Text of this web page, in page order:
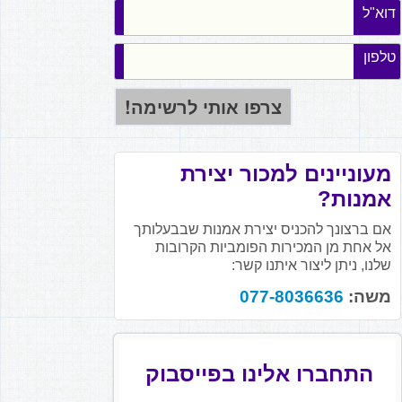
דוא"ל
טלפון
מעוניינים למכור יצירת
אמנות?
אם ברצונך להכניס יצירת אמנות שבבעלותך
אל אחת מן המכירות הפומביות הקרובות
שלנו, ניתן ליצור איתנו קשר:
משה: 077-8036636
התחברו אלינו בפייסבוק